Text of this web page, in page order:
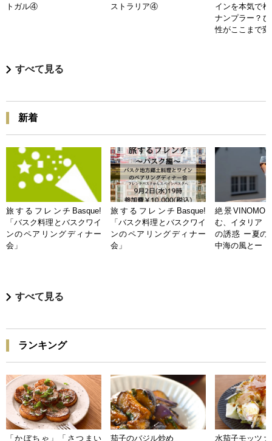
トガル④
ストラリア④
インを本気で
ナンプラー？
性がここまで
すべて見る
新着
旅するフレンチBasque!
「バスク料理とバスクワイ
ンのペアリングディナー
会」
旅するフレンチBasque!
「バスク料理とバスクワイ
ンのペアリングディナー
会」
絶景
む、イタリア
の誘惑 ー夏の
中海の風とー
すべて見る
ランキング
「かぼちゃ」「さつまい
茄子のバジル炒め 水茄子モッツァ